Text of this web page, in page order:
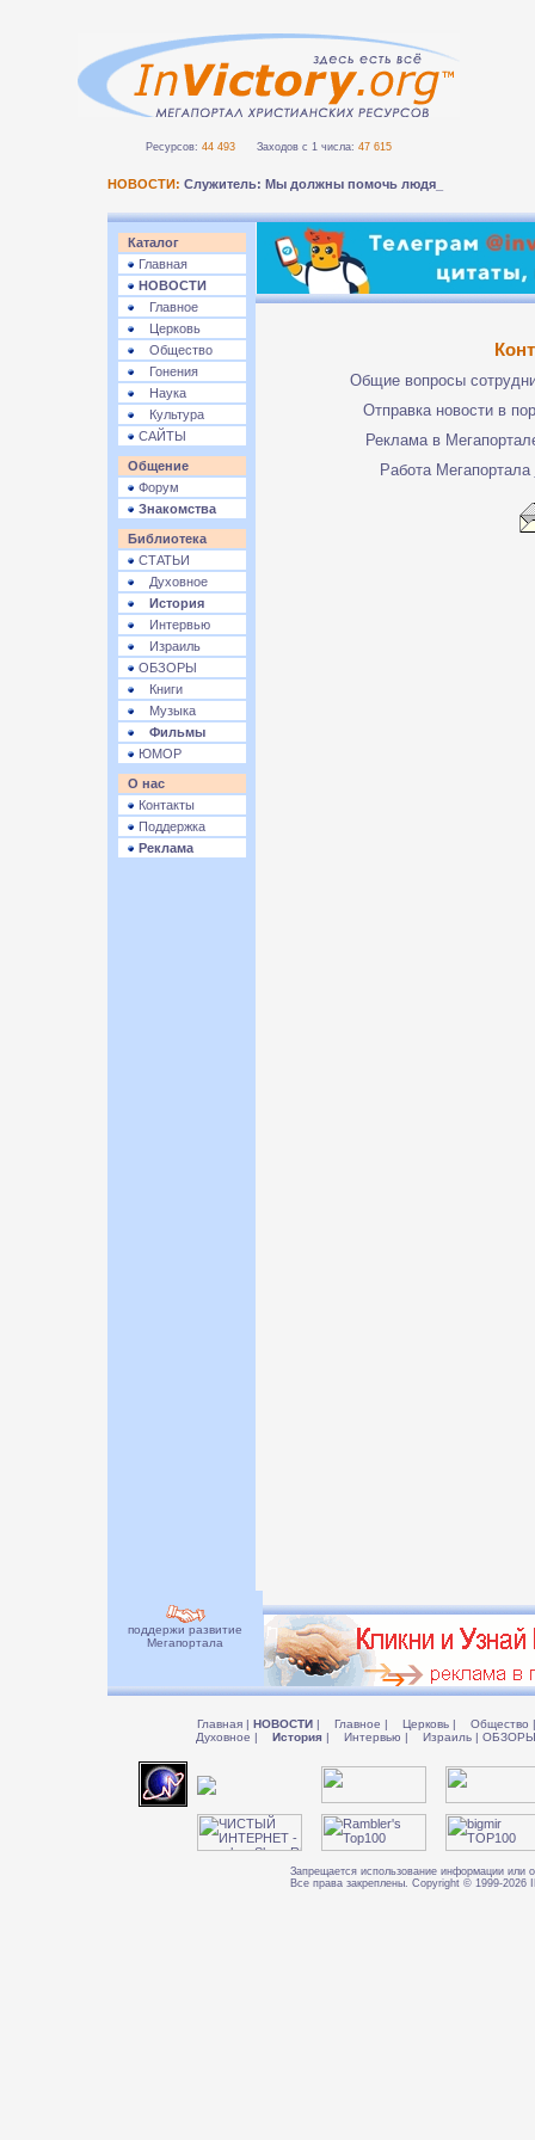
Ресурсов: 44 493 Заходов с 1 числа: 47 615
НОВОСТИ: Служитель: Мы должны помочь людям безо_
Каталог
Главная
НОВОСТИ
Главное
Церковь
Общество
Гонения
Наука
Культура
САЙТЫ
Общение
Форум
Знакомства
Библиотека
СТАТЬИ
Духовное
История
Интервью
Израиль
ОБЗОРЫ
Книги
Музыка
Фильмы
ЮМОР
О нас
Контакты
Поддержка
Реклама
Общие вопросы
Отправка новости в
Реклама в
Работа Мегапортала
поддержи развитие
Мегапортала
Главная | НОВОСТИ | Главное | Церковь | Общество |
Духовное | История | Интервью | Израиль |
Запрещается использование информации или
Все права закреплены. Copyright © 1999-